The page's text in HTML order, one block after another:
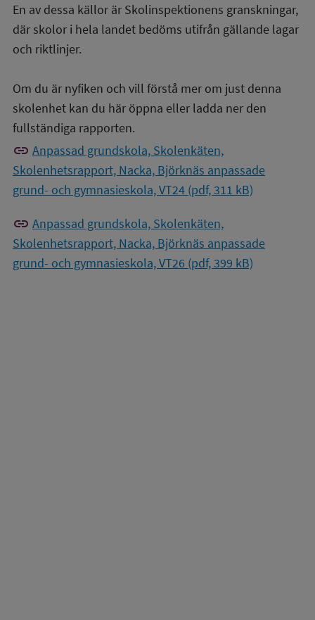
En av dessa källor är Skolinspektionens granskningar,
där skolor i hela landet bedöms utifrån gällande lagar
och riktlinjer.
Om du är nyfiken och vill förstå mer om just denna
skolenhet kan du här öppna eller ladda ner den
fullständiga rapporten.
link Anpassad grundskola, Skolenkäten,
Skolenhetsrapport, Nacka, Björknäs anpassade
grund- och gymnasieskola, VT24 (pdf, 311 kB)
link Anpassad grundskola, Skolenkäten,
Skolenhetsrapport, Nacka, Björknäs anpassade
grund- och gymnasieskola, VT26 (pdf, 399 kB)